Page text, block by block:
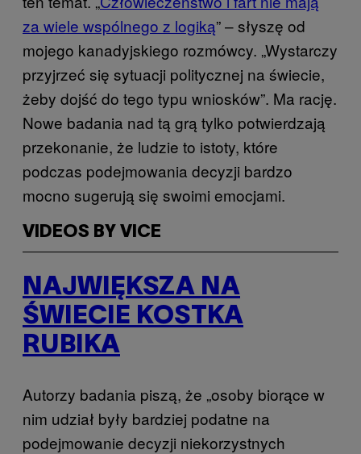
za wiele wspólnego z logiką” – słyszę od
mojego kanadyjskiego rozmówcy. „Wystarczy
przyjrzeć się sytuacji politycznej na świecie,
żeby dojść do tego typu wniosków”. Ma rację.
Nowe badania nad tą grą tylko potwierdzają
przekonanie, że ludzie to istoty, które
podczas podejmowania decyzji bardzo
mocno sugerują się swoimi emocjami.
VIDEOS BY VICE
NAJWIĘKSZA NA
ŚWIECIE KOSTKA
RUBIKA
Autorzy badania piszą, że „osoby biorące w
nim udział były bardziej podatne na
podejmowanie decyzji niekorzystnych